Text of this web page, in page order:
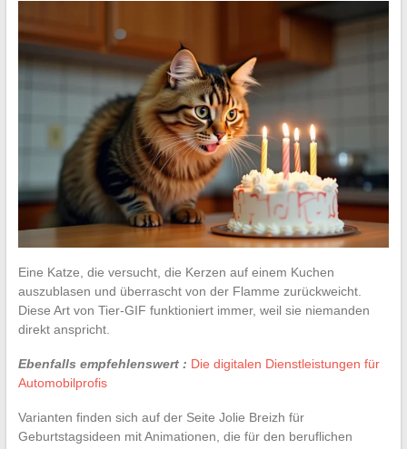
Eine Katze, die versucht, die Kerzen auf einem Kuchen
auszublasen und überrascht von der Flamme zurückweicht.
Diese Art von Tier-GIF funktioniert immer, weil sie niemanden
direkt anspricht.
Ebenfalls empfehlenswert : Die digitalen Dienstleistungen für
Automobilprofis
Varianten finden sich auf der Seite Jolie Breizh für
Geburtstagsideen mit Animationen, die für den beruflichen